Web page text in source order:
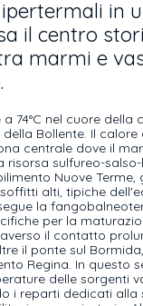
in
il centro
marmi e
74°C nel cuore della
Bollente. Il
centrale dove il
risorsa sulfureo-
Nuove Terme,
alti, tipiche
la
per la
il contatto
il ponte sul
Regina. In questo
delle sorgenti
i reparti dedicati alla